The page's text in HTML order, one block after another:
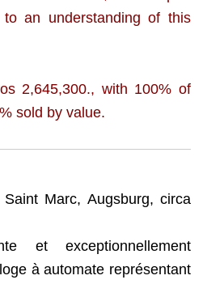
an understanding of this
2,645,300., with 100% of
sold by value.
Marc, Augsburg, circa
et exceptionnellement
à automate représentant